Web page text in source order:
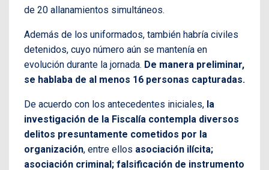
de 20 allanamientos simultáneos.
Además de los uniformados, también habría civiles
detenidos, cuyo número aún se mantenía en
evolución durante la jornada. De manera preliminar,
se hablaba de al menos 16 personas capturadas.
De acuerdo con los antecedentes iniciales, la
investigación de la Fiscalía contempla diversos
delitos presuntamente cometidos por la
organización, entre ellos asociación ilícita;
asociación criminal; falsificación de instrumento